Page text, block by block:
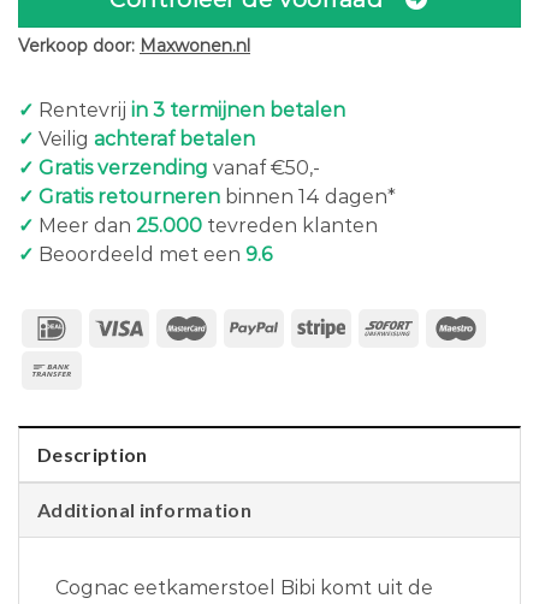
Verkoop door: Maxwonen.nl
✓ Rentevrij in 3 termijnen betalen
✓ Veilig achteraf betalen
✓ Gratis verzending vanaf €50,-
✓ Gratis retourneren binnen 14 dagen*
✓ Meer dan 25.000 tevreden klanten
✓ Beoordeeld met een 9.6
Description
Additional information
Cognac eetkamerstoel Bibi komt uit de